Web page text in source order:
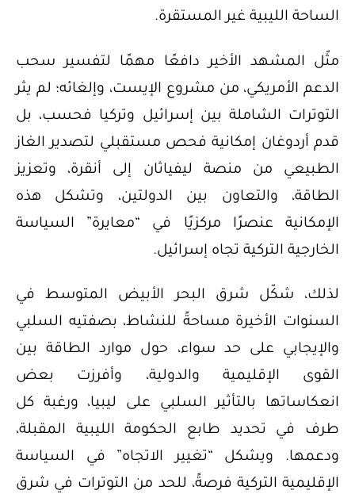
الساحة الليبية غير المستقرة.
مثّل المشهد الأخير دافعًا مهمًا لتفسير سحب
الدعم الأمريكي، من مشروع الإيست، وإلغائه؛ لم يثر
التوترات الشاملة بين إسرائيل وتركيا فحسب، بل
قدم أردوغان إمكانية فحص مستقبلي لتصدير الغاز
الطبيعي من منصة ليفياثان إلى أنقرة، وتعزيز
الطاقة، والتعاون بين الدولتين، وتشكل هذه
الإمكانية عنصرًا مركزيًا في “معايرة” السياسة
الخارجية التركية تجاه إسرائيل.
لذلك، شكّل شرق البحر الأبيض المتوسط ​​في
السنوات الأخيرة مساحةً للنشاط، بصفتيه السلبي
والإيجابي على حد سواء، حول موارد الطاقة بين
القوى الإقليمية والدولية، وأفرزت بعض
انعكاساتها بالتأثير السلبي على ليبيا، ورغبة كل
طرف في تحديد طابع الحكومة الليبية المقبلة،
ودعمها. ويشكل “تغيير الاتجاه” في السياسة
الإقليمية التركية فرصةً، للحد من التوترات في شرق